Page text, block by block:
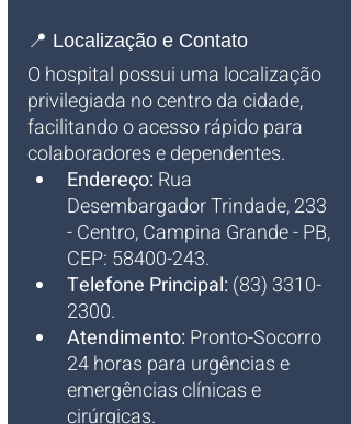
📍 Localização e Contato
O hospital possui uma localização
privilegiada no centro da cidade,
facilitando o acesso rápido para
colaboradores e dependentes.
Endereço: Rua
Desembargador Trindade, 233
- Centro, Campina Grande - PB,
CEP: 58400-243.
Telefone Principal: (83) 3310-
2300.
Atendimento: Pronto-Socorro
24 horas para urgências e
emergências clínicas e
cirúrgicas.